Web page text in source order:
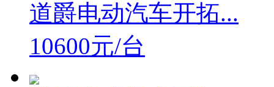
道爵电动汽车开拓...
10600元/台